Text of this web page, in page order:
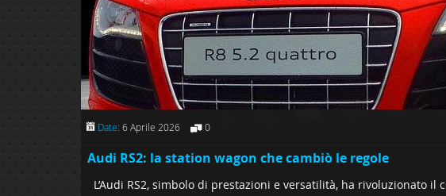
Date: 6 Aprile 2026 0
Audi RS2: la station wagon che cambiò le regole
L’Audi RS2, simbolo di prestazioni e versatilità, ha rivoluzionato il